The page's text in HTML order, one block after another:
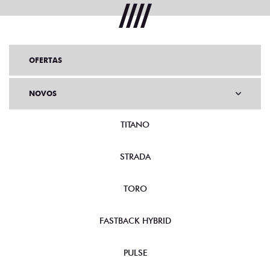
OFERTAS
NOVOS
TITANO
STRADA
TORO
FASTBACK HYBRID
PULSE